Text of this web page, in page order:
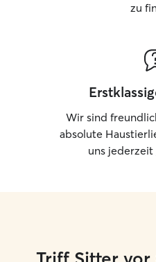
zu
Wir sind
absolute
uns jederzeit